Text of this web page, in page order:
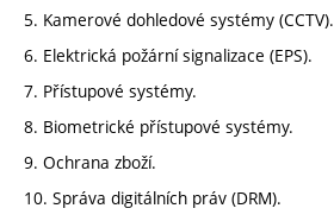
5. Kamerové dohledové systémy (CCTV).
6. Elektrická požární signalizace (EPS).
7. Přístupové systémy.
8. Biometrické přístupové systémy.
9. Ochrana zboží.
10. Správa digitálních práv (DRM).